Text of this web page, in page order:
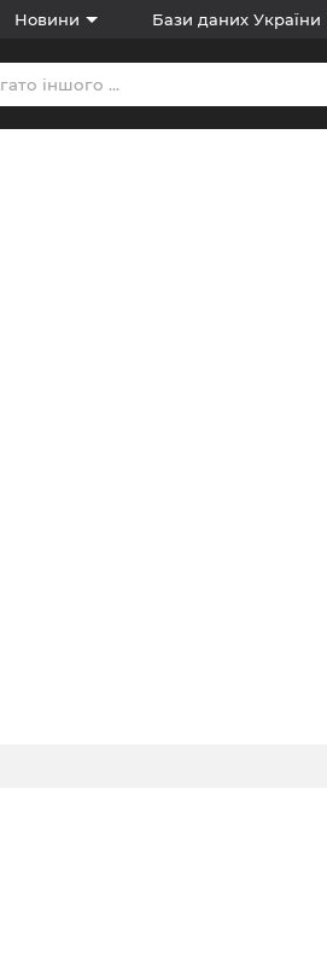
Новини Бази даних України